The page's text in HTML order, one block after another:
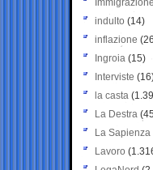
Immigrazione
indulto (14)
inflazione
Ingroia (15)
Interviste
la casta
La Destra
La Sapienza
Lavoro